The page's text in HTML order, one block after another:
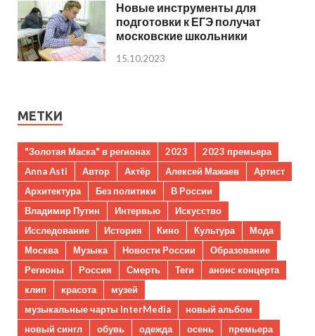
Новые инструменты для
подготовки к ЕГЭ получат
московские школьники
15.10.2023
МЕТКИ
"Золотая Маска" в регионах 2023
2023 премьера
Anna Asti
Автор Актёр Алексей Мажаев
Артист
Архитектура
Без политики
В России
Владимир Путин
Интервью
Искусство
Исследование
История Кино Культура
Мода
Москва
Музыка Новости России
Образование
Регионы
Россия Смерть Теги
анонс концерта
клип
красота
музей
музыкальные чарты InterMedia
новый альбом
новый сингл
обувь одежда осень
премьера